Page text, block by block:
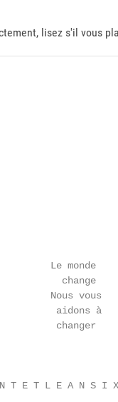
lisez s'il vous
Le monde
change
Nous vous
aidons à
changer
T E T L E A N S I